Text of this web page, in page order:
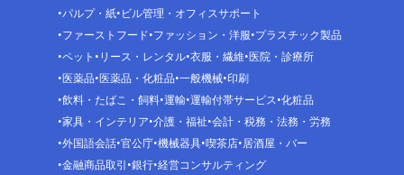
パルプ・紙 ビル管理・オフィスサポート
ファーストフード ファッション・洋服 プラスチック製品
ペット リース・レンタル 衣服・繊維 医院・診療所
医薬品 医薬品・化粧品 一般機械 印刷
飲料・たばこ・飼料 運輸 運輸付帯サービス 化粧品
家具・インテリア 介護・福祉 会計・税務・法務・労務
外国語会話 官公庁 機械器具 喫茶店 居酒屋・バー
金融商品取引 銀行 経営コンサルティング